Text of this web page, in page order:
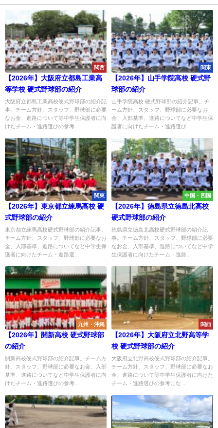
関西
【2026年】大阪府立都島工業高
等学校 硬式野球部の紹介
大阪府立都島工業高校硬式野球部の紹介記
事。チーム方針、スタッフ、野球部に必要
なお金、進路について等中学生保護者に向
けたチーム・進路選びの参考...
関東
【2026年】山手学院高校 硬式野
球部の紹介
山手学院高校 硬式野球部の紹介記事。チ
ーム方針、スタッフ、野球部に必要なお
金、入部基準、進路についてなど中学生保
護者に向けたチーム・進路選び...
関東
【2026年】東京都立練馬高校 硬
式野球部の紹介
東京都立練馬高校硬式野球部の紹介記事。
チーム方針、スタッフ、野球部に必要なお
金、入部基準、進路についてなど中学生保
護者に向けたチーム・進路選...
中国・四国
【2026年】徳島県立徳島北高校
硬式野球部の紹介
徳島県立徳島北高校硬式野球部の紹介記
事。チーム方針、スタッフ、野球部に必要
なお金、入部基準、進路についてなど中学
生保護者に向けたチーム・進路...
九州・沖縄
【2026年】開新高校 硬式野球部
の紹介
開新高校硬式野球部の紹介記事。チーム方
針、スタッフ、野球部に必要なお金、入部
基準、進路についてなど中学生保護者に向
けたチーム・進路選びの参考...
関西
【2026年】大阪府立北野高等学
校 硬式野球部の紹介
大阪府立北野高校硬式野球部の紹介記事。
チーム方針、スタッフ、野球部に必要なお
金、進路について等中学生保護者に向けた
チーム・進路選びの参考にな...